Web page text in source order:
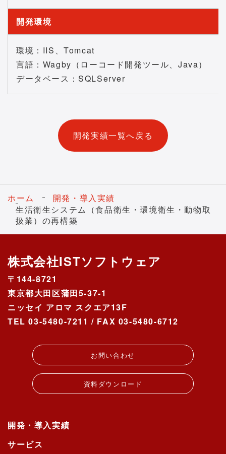
開発環境
環境：IIS、Tomcat
言語：Wagby（ローコード開発ツール、Java）
データベース：SQLServer
開発実績一覧へ戻る
ホーム
開発・導入実績
生活衛生システム（食品衛生・環境衛生・動物取
扱業）の再構築
株式会社ISTソフトウェア
〒144-8721
東京都大田区蒲田5-37-1
ニッセイ アロマ スクエア13F
TEL 03-5480-7211 / FAX 03-5480-6712
お問い合わせ
資料ダウンロード
開発・導入実績
サービス